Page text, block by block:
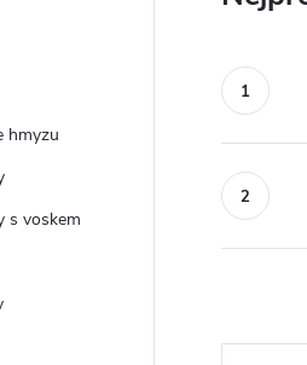
hmyzu
s voskem